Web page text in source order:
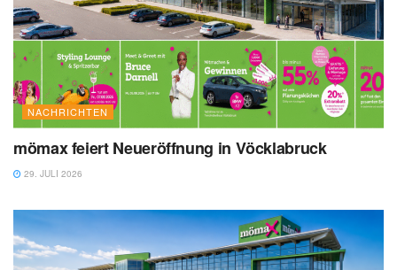
NACHRICHTEN
mömax feiert Neueröffnung in Vöcklabruck
29. JULI 2026